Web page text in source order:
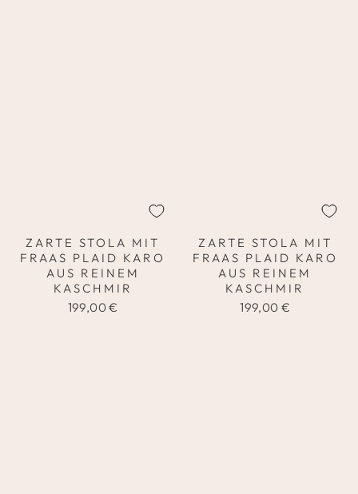
ZARTE STOLA MIT
FRAAS PLAID KARO
AUS REINEM
KASCHMIR
199,00 €
ZARTE STOLA MIT
FRAAS PLAID KARO
AUS REINEM
KASCHMIR
199,00 €